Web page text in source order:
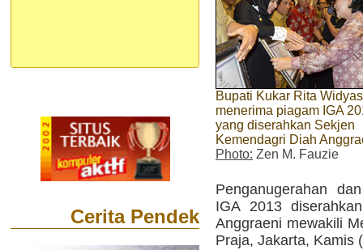
Cerita Pendek
Bupati Kukar Rita
menerima piagam IGA
yang diserahkan Sekjen
Kemendagri Diah
Photo: Zen M. Fauzie
Penganugerahan
IGA 2013
Anggraeni mewakili
Praja, Jakarta, Kamis